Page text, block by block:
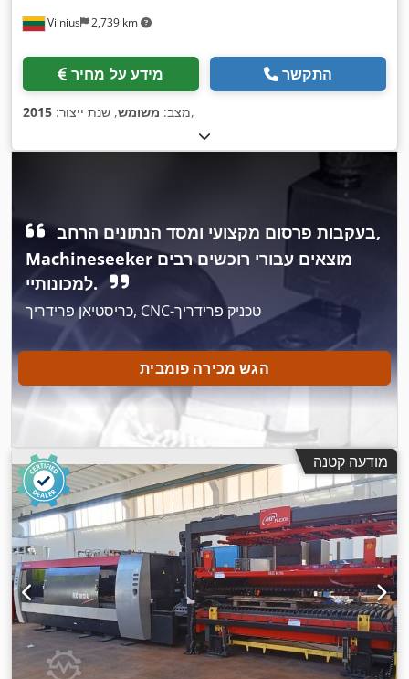
Vilnius 2,739 km
מידע על מחיר התקשר
מצב: משומש, שנת ייצור: 2015 ,
בעקבות פרסום מקצועי ומסד הנתונים הרחב,
Machineseeker מוצאים עבורי רוכשים רבים
למכונותיי.
כריסטיאן פרידריך, CNC-טכניק פרידריך
הגש מכירה פומבית
מודעה קטנה